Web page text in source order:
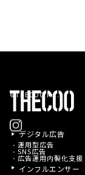
デジタル広告
- 運用型広告
- SNS広告
- 広告運用内製化支援
インフルエンサー
©THECOO Inc.